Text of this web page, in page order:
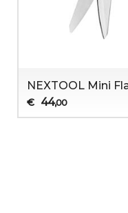
NEXTOOL Mini
€ 44,00